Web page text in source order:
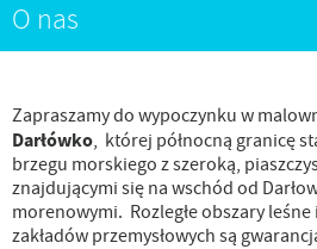
O nas
Zapraszamy do wypoczynku w
Darłówko, której północną granicę
brzegu morskiego z szeroką,
znajdującymi się na wschód od
morenowymi. Rozległe obszary
zakładów przemysłowych są